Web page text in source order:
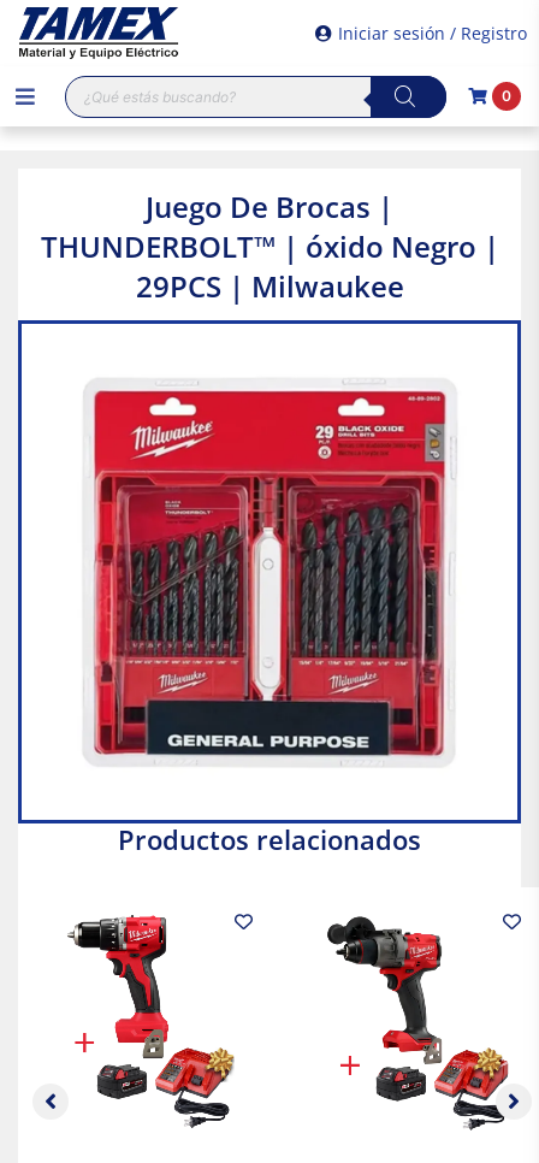
Iniciar sesión / Registro
Búsqueda
de
productos
0
Juego De Brocas |
THUNDERBOLT™ | óxido Negro |
29PCS | Milwaukee
Productos relacionados